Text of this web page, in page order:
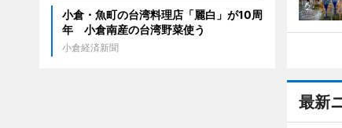
最新
小倉・魚町の台湾料理店「麗白」が10周
年 小倉南産の台湾野菜使う
小倉経済新聞